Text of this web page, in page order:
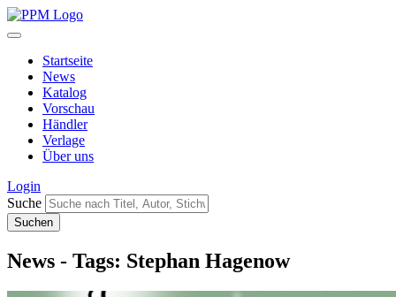
Startseite
News
Katalog
Vorschau
Händler
Verlage
Über uns
Login
Suche
News - Tags: Stephan Hagenow